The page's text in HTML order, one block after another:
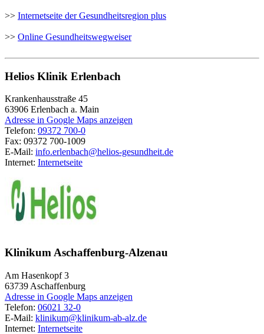
>> Internetseite der Gesundheitsregion plus
>> Online Gesundheitswegweiser
Helios Klinik Erlenbach
Krankenhausstraße 45
63906 Erlenbach a. Main
Adresse in Google Maps anzeigen
Telefon: 09372 700-0
Fax: 09372 700-1009
E-Mail: info.erlenbach@helios-gesundheit.de
Internet: Internetseite
Klinikum Aschaffenburg-Alzenau
Am Hasenkopf 3
63739 Aschaffenburg
Adresse in Google Maps anzeigen
Telefon: 06021 32-0
E-Mail: klinikum@klinikum-ab-alz.de
Internet: Internetseite